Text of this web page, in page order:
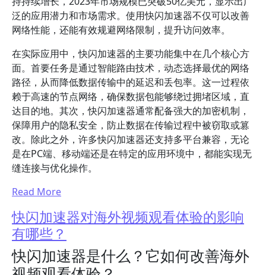
泛的应用潜力和市场需求。使用快闪加速器不仅可以改善
网络性能，还能有效规避网络限制，提升访问效率。
在实际应用中，快闪加速器的主要功能集中在几个核心方
面。首要任务是通过智能路由技术，动态选择最优的网络
路径，从而降低数据传输中的延迟和丢包率。这一过程依
赖于高速的节点网络，确保数据包能够绕过拥堵区域，直
达目的地。其次，快闪加速器通常配备强大的加密机制，
保障用户的隐私安全，防止数据在传输过程中被窃取或篡
改。除此之外，许多快闪加速器还支持多平台兼容，无论
是在PC端、移动端还是在特定的应用环境中，都能实现无
缝连接与优化操作。
Read More
快闪加速器对海外视频观看体验的影响
有哪些？
快闪加速器是什么？它如何改善海外